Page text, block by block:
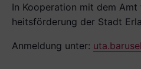
In Kooperation mit dem
heitsförderung der Stadt
Anmeldung unter: